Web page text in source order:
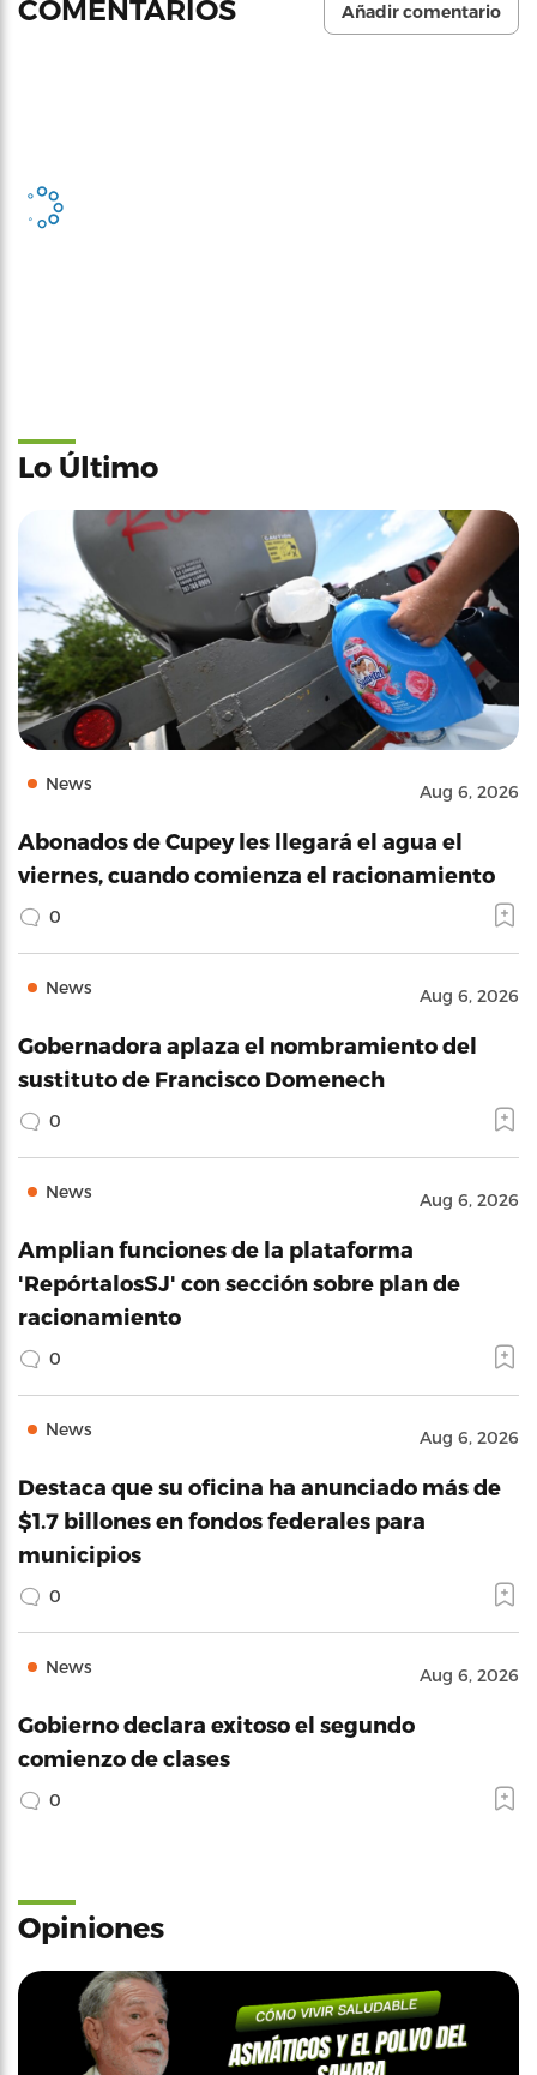
COMENTARIOS Añadir comentario
Lo Último
News Aug 6, 2026
Abonados de Cupey les llegará el agua el
viernes, cuando comienza el racionamiento
0
News Aug 6, 2026
Gobernadora aplaza el nombramiento del
sustituto de Francisco Domenech
0
News Aug 6, 2026
Amplian funciones de la plataforma
'RepórtalosSJ' con sección sobre plan de
racionamiento
0
News Aug 6, 2026
Destaca que su oficina ha anunciado más de
$1.7 billones en fondos federales para
municipios
0
News Aug 6, 2026
Gobierno declara exitoso el segundo
comienzo de clases
0
Opiniones